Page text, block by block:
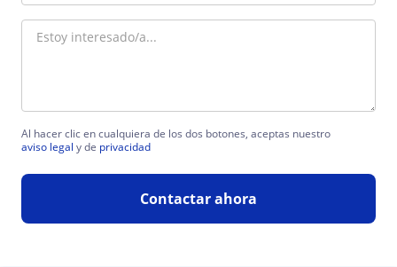
Al hacer clic en cualquiera de los dos botones, aceptas nuestro
aviso legal y de privacidad
Contactar ahora